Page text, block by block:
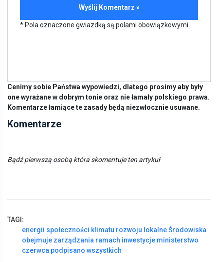
* Pola oznaczone gwiazdką są polami obowiązkowymi
Cenimy sobie Państwa wypowiedzi, dlatego prosimy aby były
one wyrażane w dobrym tonie oraz nie łamały polskiego prawa.
Komentarze łamiące te zasady będą niezwłocznie usuwane.
Komentarze
Bądź pierwszą osobą która skomentuje ten artykuł
TAGI:
energii społeczności klimatu rozwoju lokalneŚrodowiska
obejmuje zarządzania ramach inwestycje ministerstwo
czerwca podpisano wszystkich